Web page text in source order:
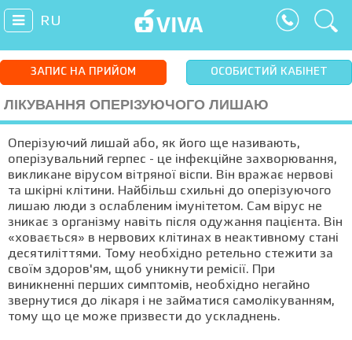
RU
ЗАПИС НА ПРИЙОМ ОСОБИСТИЙ КАБІНЕТ
ЛІКУВАННЯ ОПЕРІЗУЮЧОГО ЛИШАЮ
Оперізуючий лишай або, як його ще називають,
оперізувальний герпес - це інфекційне захворювання,
викликане вірусом вітряної віспи. Він вражає нервові
та шкірні клітини. Найбільш схильні до оперізуючого
лишаю люди з ослабленим імунітетом. Сам вірус не
зникає з організму навіть після одужання пацієнта. Він
«ховається» в нервових клітинах в неактивному стані
десятиліттями. Тому необхідно ретельно стежити за
своїм здоров'ям, щоб уникнути ремісії. При
виникненні перших симптомів, необхідно негайно
звернутися до лікаря і не займатися самолікуванням,
тому що це може призвести до ускладнень.